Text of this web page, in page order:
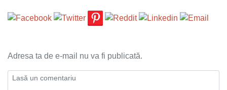
Adresa ta de e-mail nu va fi publicată.